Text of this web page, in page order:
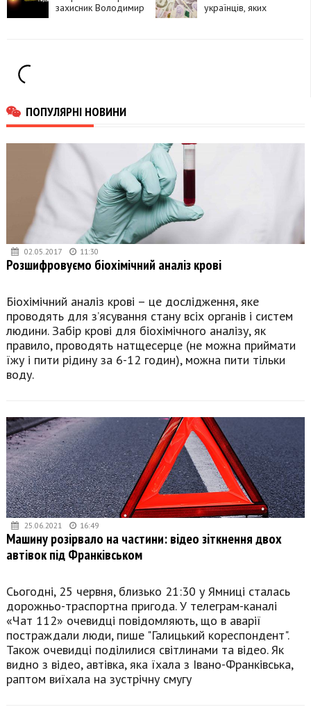
захисник Володимир
українців, яких
ПОПУЛЯРНІ НОВИНИ
02.05.2017 11:30
Розшифровуємо біохімічний аналіз крові
Біохімічний аналіз крові – це дослідження, яке
проводять для з’ясування стану всіх органів і систем
людини. Забір крові для біохімічного аналізу, як
правило, проводять натщесерце (не можна приймати
їжу і пити рідину за 6-12 годин), можна пити тільки
воду.
25.06.2021 16:49
Машину розірвало на частини: відео зіткнення двох
автівок під Франківськом
Сьогодні, 25 червня, близько 21:30 у Ямниці сталась
дорожньо-траспортна пригода. У телеграм-каналі
«Чат 112» очевидці повідомляють, що в аварії
постраждали люди, пише "Галицький кореспондент".
Також очевидці поділилися світлинами та відео. Як
видно з відео, автівка, яка їхала з Івано-Франківська,
раптом виїхала на зустрічну смугу